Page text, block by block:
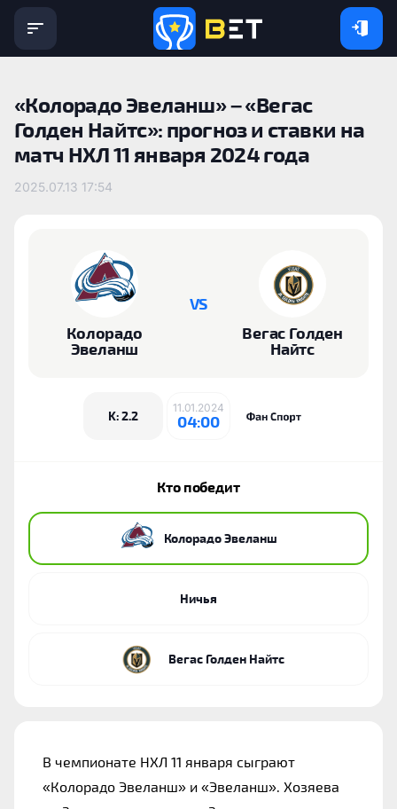
«Колорадо Эвеланш» – «Вегас
Голден Найтс»: прогноз и ставки на
матч НХЛ 11 января 2024 года
2025.07.13 17:54
Колорадо
Эвеланш
VS
Вегас Голден
Найтс
K: 2.2
11.01.2024
04:00
Кто победит
Колорадо Эвеланш
Ничья
Вегас Голден Найтс
В чемпионате НХЛ 11 января сыграют
«Колорадо Эвеланш» и «Эвеланш». Хозяева